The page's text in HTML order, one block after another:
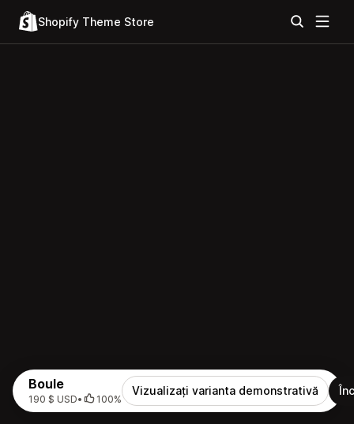
Shopify Theme Store
Boule
190 $ USD• 100%
Vizualizați varianta demonstrativă